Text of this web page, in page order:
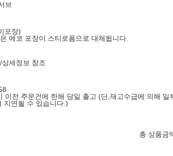
브
포장)
에코 포장이 스티로폼으로 대체됩니다.
세정보 참조
이전 주문건에 한해 당일 출고 (단,재고수급에 의해 일
지연될 수 있습니다.)
총 상품금